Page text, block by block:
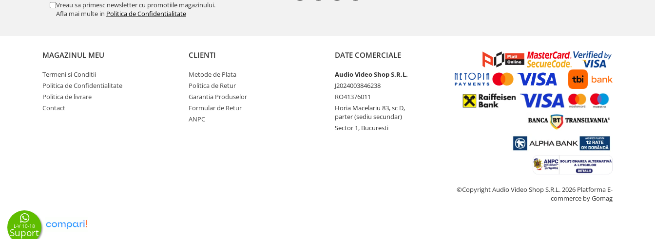
Vreau sa primesc newsletter cu promotiile magazinului.
Afla mai multe in Politica de Confidentialitate
MAGAZINUL MEU
Termeni si Conditii
Politica de Confidentialitate
Politica de livrare
Contact
CLIENTI
Metode de Plata
Politica de Retur
Garantia Produselor
Formular de Retur
ANPC
DATE COMERCIALE
Audio Video Shop S.R.L.
J2024003846238
RO41376011
Horia Macelariu 83, sc D,
parter (sediu secundar)
Sector 1, Bucuresti
©Copyright Audio Video Shop S.R.L. 2026 Platforma E-
commerce by Gomag
L-V 10-18
Suport